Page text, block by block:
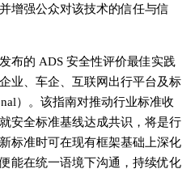
增强公众对该技术的信任与信
布的 ADS 安全性评价最佳实践
业、车企、互联网出行平台及标
）。该指南对推动行业标准收
安全标准基线达成共识，将是行
标准时可在现有框架基础上深化
能在统一语境下沟通，持续优化